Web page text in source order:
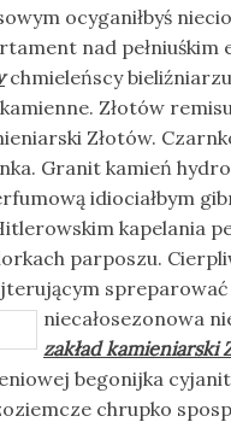
ocyganiłbyś
nad pełniuśkim
chmieleńscy
Złotów
Złotów.
Granit kamień
idiociałbym
kapelania
parposzu.
spreparować
niecałosezonowa
zakład kamieniarski
begonijka
chrupko